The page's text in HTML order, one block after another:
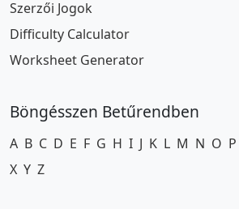
Szerzői Jogok
Difficulty Calculator
Worksheet Generator
Böngésszen Betűrendben
A B C D E F G H I J K L M N O P
X Y Z